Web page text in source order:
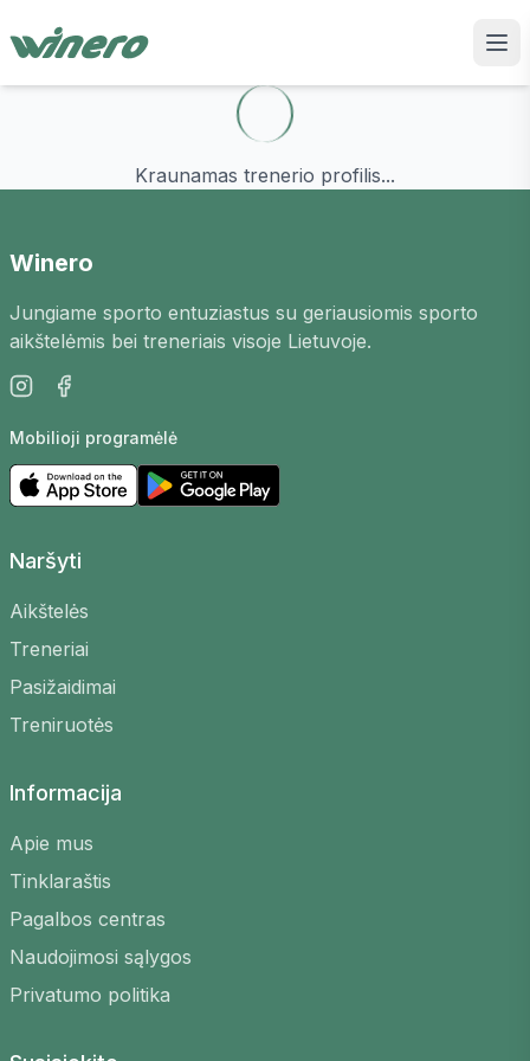
Kraunamas trenerio profilis...
Winero
Jungiame sporto entuziastus su geriausiomis sporto
aikštelėmis bei treneriais visoje Lietuvoje.
Mobilioji programėlė
Naršyti
Aikštelės
Treneriai
Pasižaidimai
Treniruotės
Informacija
Apie mus
Tinklaraštis
Pagalbos centras
Naudojimosi sąlygos
Privatumo politika